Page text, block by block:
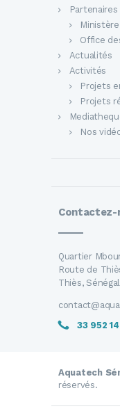
Partenaires
Office
Actualités
Activités
Projets
Projets
Nos
Contactez-
Quartier
Route de
Thiès, Sénégal
33 952
Aquatech
réservés.